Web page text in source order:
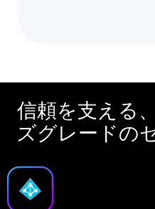
信頼を支える
ズグレードの